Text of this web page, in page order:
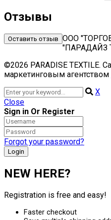
Отзывы
Оставить отзыв ООО
"ПАРАДАЙЗ
©2026 PARADISE TEXTILE.
маркетинговым агентством
X
Close
Sign in Or Register
Forgot your password?
NEW HERE?
Registration is free and easy!
Faster checkout